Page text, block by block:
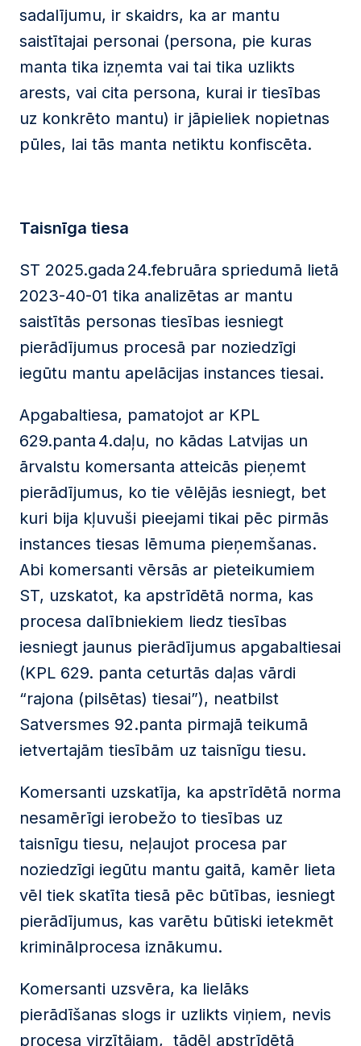
sadalījumu, ir skaidrs, ka ar mantu
saistītajai personai (persona, pie kuras
manta tika izņemta vai tai tika uzlikts
arests, vai cita persona, kurai ir tiesības
uz konkrēto mantu) ir jāpieliek nopietnas
pūles, lai tās manta netiktu konfiscēta.
Taisnīga tiesa
ST 2025.gada 24.februāra spriedumā lietā
2023-40-01 tika analizētas ar mantu
saistītās personas tiesības iesniegt
pierādījumus procesā par noziedzīgi
iegūtu mantu apelācijas instances tiesai.
Apgabaltiesa, pamatojot ar KPL
629.panta 4.daļu, no kādas Latvijas un
ārvalstu komersanta atteicās pieņemt
pierādījumus, ko tie vēlējās iesniegt, bet
kuri bija kļuvuši pieejami tikai pēc pirmās
instances tiesas lēmuma pieņemšanas.
Abi komersanti vērsās ar pieteikumiem
ST, uzskatot, ka apstrīdētā norma, kas
procesa dalībniekiem liedz tiesības
iesniegt jaunus pierādījumus apgabaltiesai
(KPL 629. panta ceturtās daļas vārdi
“rajona (pilsētas) tiesai”), neatbilst
Satversmes 92.panta pirmajā teikumā
ietvertajām tiesībām uz taisnīgu tiesu.
Komersanti uzskatīja, ka apstrīdētā norma
nesamērīgi ierobežo to tiesības uz
taisnīgu tiesu, neļaujot procesa par
noziedzīgi iegūtu mantu gaitā, kamēr lieta
vēl tiek skatīta tiesā pēc būtības, iesniegt
pierādījumus, kas varētu būtiski ietekmēt
kriminālprocesa iznākumu.
Komersanti uzsvēra, ka lielāks
pierādīšanas slogs ir uzlikts viņiem, nevis
procesa virzītājam, tādēļ apstrīdētā